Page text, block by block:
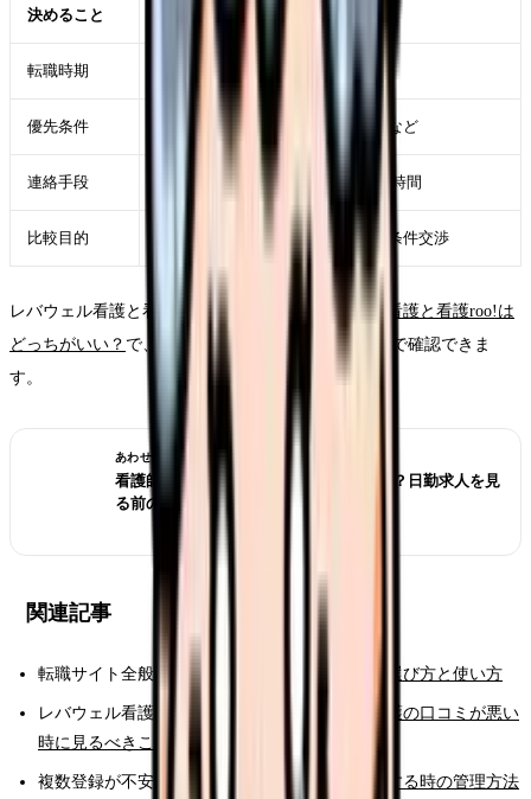
決めること
転職時期
優先条件 夜勤なし、年収、通勤、教育体制など
連絡手段 LINE中心、メール中心、電話可能時間
比較目的 求人検索、職場情報、面接対策、条件交渉
レバウェル看護と看護roo!で迷う時は、
レバウェル看護と看護roo!は
どっちがいい？ で、条件整理から相談前チェックまで確認できま
す。
あわせて読みたい
看護師が夜勤なしにすると給料は下がる？日勤求人を見
る前の収入チェック
関連記事
転職サイト全般の使い方： 看護師転職サイトの選び方と使い方
レバウェル看護の口コミが不安：
レバウェル看護の口コミが悪い
時に見るべきこと
複数登録が不安： 看護師転職サイトを複数登録する時の管理方法